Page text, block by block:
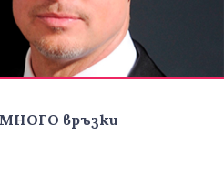
връзки